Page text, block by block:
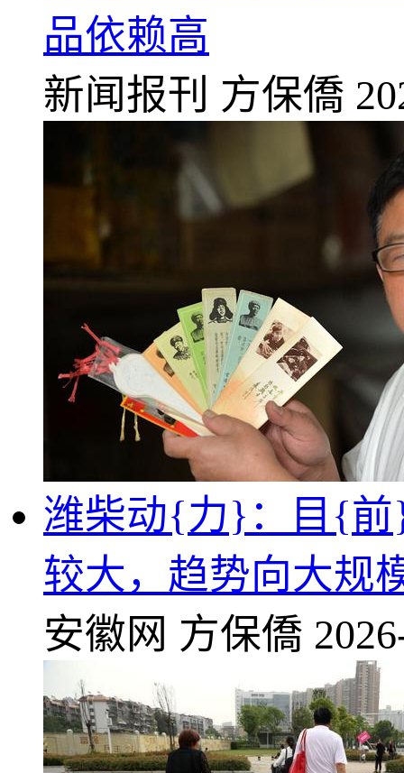
品依赖高
新闻报刊 方保僑
潍柴动{力}：目{前
较大，趋势向大规
安徽网 方保僑